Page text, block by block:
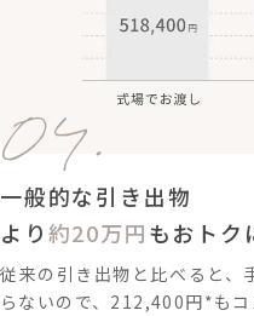
04.
一般的な引き出物
より約20万円もおトク
従来の引き出物と比べると、
らないので、212,400円*もコ